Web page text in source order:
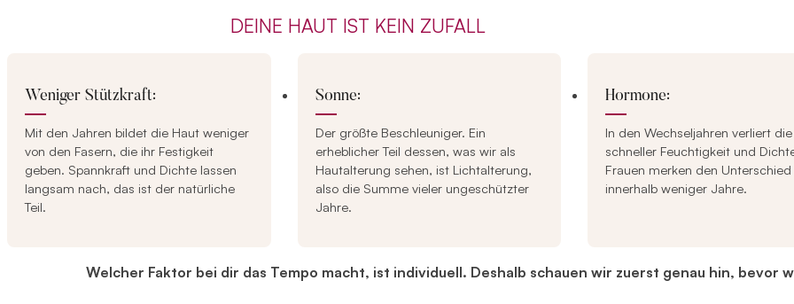
DEINE HAUT IST KEIN ZUFALL
Weniger Stützkraft:
Mit den Jahren bildet die Haut weniger
von den Fasern, die ihr Festigkeit
geben. Spannkraft und Dichte lassen
langsam nach, das ist der natürliche
Teil.
Sonne:
Der größte Beschleuniger. Ein
erheblicher Teil dessen, was wir als
Hautalterung sehen, ist Lichtalterung,
also die Summe vieler ungeschützter
Jahre.
Hormone:
In den Wechseljahren verliert
schneller Feuchtigkeit und
Frauen merken den Unterschied
innerhalb weniger Jahre.
Welcher Faktor bei dir das Tempo macht, ist individuell. Deshalb schauen wir zuerst genau hin, bevor